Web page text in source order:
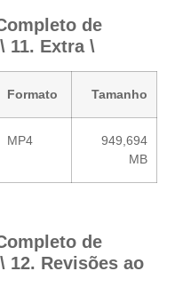
de
11. Extra \
Formato Tamanho
MP4
949,694
MB
de
12. Revisões ao